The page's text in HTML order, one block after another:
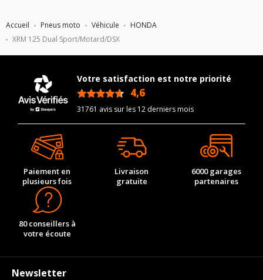
Accueil Pneus moto Véhicule
HONDA
XRM 125 Dual Sport/Motard/DSX
Votre satisfaction est notre priorité
4,6
31761 avis sur les 12 derniers mois
Paiement en
plusieurs fois
Livraison
gratuite
6000 garages
partenaires
80 conseillers à
votre écoute
Newsletter